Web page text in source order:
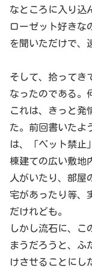
なところに入り込
ローゼット好きな
を聞いただけで、
そして、拾ってき
なったのである。
これは、きっと発
た。前回書いたよ
は、「ペット禁止
棟建ての広い敷地
人がいたり、部屋
宅があったり等、
だけれども。
しかし流石に、こ
まうだろうと、ふ
けさせることにし